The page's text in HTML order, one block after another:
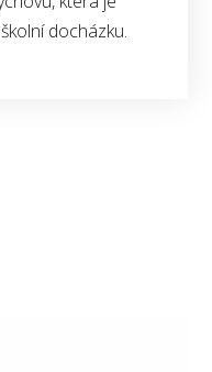
docházku.